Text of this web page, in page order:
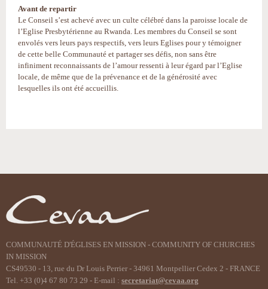
Avant de repartir
Le Conseil s’est achevé avec un culte célébré dans la paroisse locale de
l’Eglise Presbytérienne au Rwanda. Les membres du Conseil se sont
envolés vers leurs pays respectifs, vers leurs Eglises pour y témoigner
de cette belle Communauté et partager ses défis, non sans être
infiniment reconnaissants de l’amour ressenti à leur égard par l’Eglise
locale, de même que de la prévenance et de la générosité avec
lesquelles ils ont été accueillis.
document
COMMUNAUTÉ D'ÉGLISES EN MISSION - COMMUNITY OF CHURCHES
IN MISSION
CS49530 - 13, rue du Dr Louis Perrier - 34961 Montpellier Cedex 2 - FRANCE
Tel. +33 (0)4 67 80 73 29 - E-mail : secretariat@cevaa.org